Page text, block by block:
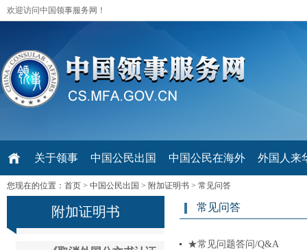
欢迎访问中国领事服务网！
关于领事 中国公民出国 中国公民在海外 外国人来
您现在的位置： 首页 > 中国公民出国 > 附加证明书 > 常见问答
附加证明书 常见问答
★常见问题答问/Q&A